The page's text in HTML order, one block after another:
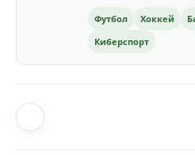
Футбол Хоккей
Киберспорт